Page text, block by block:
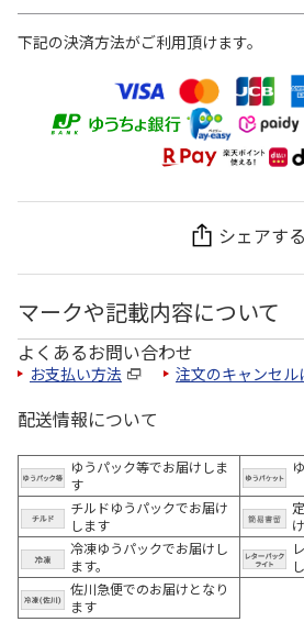
下記の決済方法がご利用頂けます。
シェアする
マークや記載内容について
よくあるお問い合わせ
お支払い方法 注文のキャンセル
配送情報について
ゆうパック等でお届けしま
す
チルドゆうパックでお届け
します
冷凍ゆうパックでお届けし
ます。
佐川急便でのお届けとなり
ます